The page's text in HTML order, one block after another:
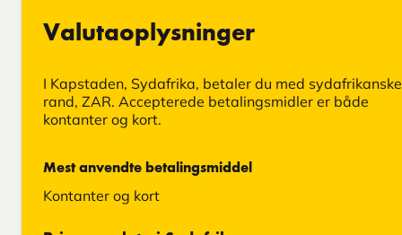
Valutaoplysninger
I Kapstaden, Sydafrika, betaler du med sydafrikanske
rand, ZAR. Accepterede betalingsmidler er både
kontanter og kort.
Mest anvendte betalingsmiddel
Kontanter og kort